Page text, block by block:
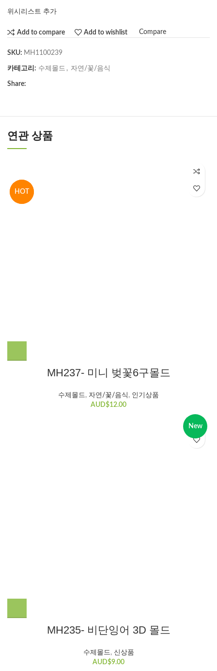
위시리스트 추가
Add to compare Add to wishlist Compare
SKU: MH1100239
카테고리: 수제몰드​ , 자연/꽃/음식
Share:
연관 상품
HOT
HOT
MH237- 미니 벚꽃6구몰드
수제몰드​, 자연/꽃/음식 , 인기상품
AUD$12.00
New
MH235- 비단잉어 3D 몰드
수제몰드​ , 신상품
AUD$9.00